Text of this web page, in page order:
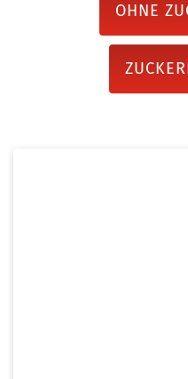
OHNE